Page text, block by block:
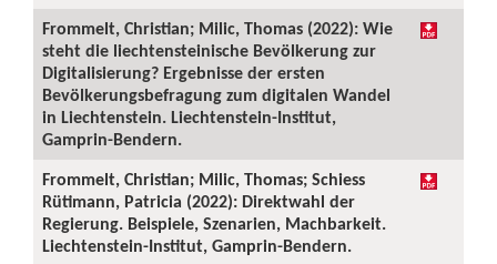
Frommelt, Christian; Milic, Thomas (2022): Wie
steht die liechtensteinische Bevölkerung zur
Digitalisierung? Ergebnisse der ersten
Bevölkerungsbefragung zum digitalen Wandel
in Liechtenstein. Liechtenstein-Institut,
Gamprin-Bendern.
Frommelt, Christian; Milic, Thomas; Schiess
Rütimann, Patricia (2022): Direktwahl der
Regierung. Beispiele, Szenarien, Machbarkeit.
Liechtenstein-Institut, Gamprin-Bendern.